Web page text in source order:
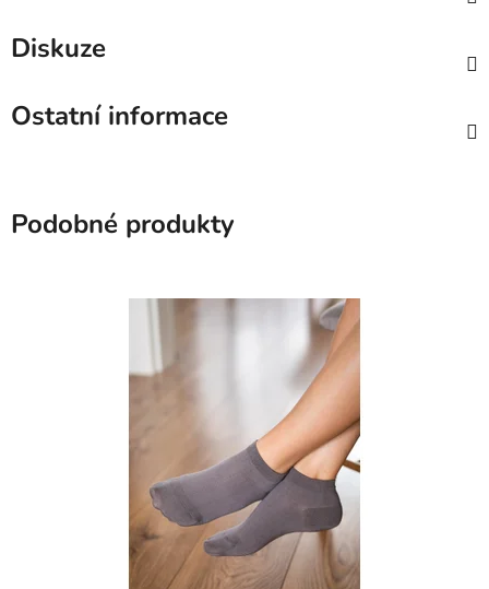
Diskuze
Ostatní informace
Podobné produkty